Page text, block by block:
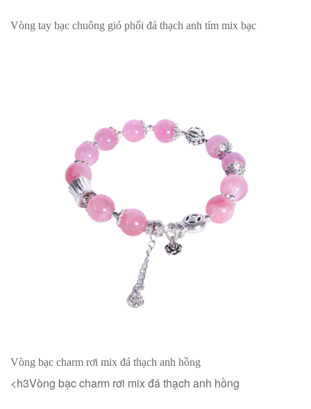
Vòng tay bạc chuông gió phối đá thạch anh tím mix bạc
Vòng bạc charm rơi mix đá thạch anh hồng
<h3Vòng bạc charm rơi mix đá thạch anh hồng